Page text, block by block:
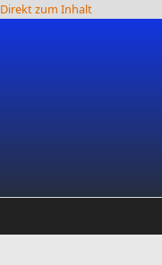
Direkt zum Inhalt